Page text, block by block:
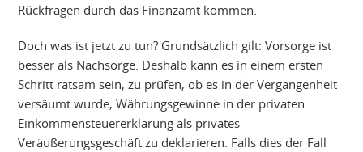
Rückfragen durch das Finanzamt kommen.
Doch was ist jetzt zu tun? Grundsätzlich gilt: Vorsorge ist
besser als Nachsorge. Deshalb kann es in einem ersten
Schritt ratsam sein, zu prüfen, ob es in der Vergangenheit
versäumt wurde, Währungsgewinne in der privaten
Einkommensteuererklärung als privates
Veräußerungsgeschäft zu deklarieren. Falls dies der Fall